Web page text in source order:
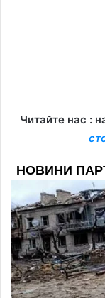
Читайте нас :